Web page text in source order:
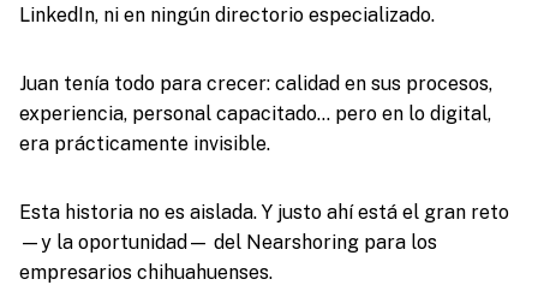
LinkedIn, ni en ningún directorio especializado.
Juan tenía todo para crecer: calidad en sus procesos,
experiencia, personal capacitado… pero en lo digital,
era prácticamente invisible.
Esta historia no es aislada. Y justo ahí está el gran reto
—y la oportunidad— del Nearshoring para los
empresarios chihuahuenses.